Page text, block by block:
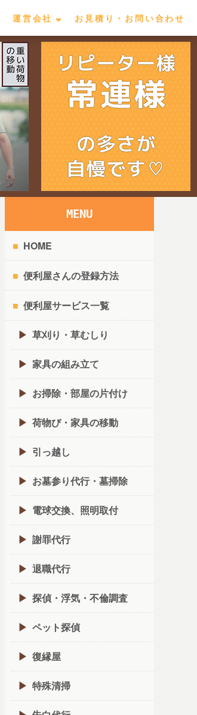
運営会社 お見積り・お問い合わせ
MENU
HOME
便利屋さんの登録方法
便利屋サービス一覧
草刈り・草むしり
家具の組み立て
お掃除・部屋の片付け
荷物び・家具の移動
引っ越し
お墓参り代行・墓掃除
電球交換、照明取付
謝罪代行
退職代行
探偵・浮気・不倫調査
ペット探偵
復縁屋
特殊清掃